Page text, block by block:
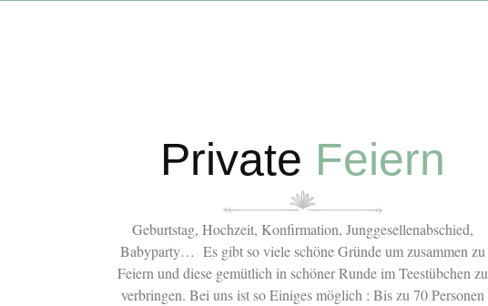
Private Feiern
Geburtstag, Hochzeit, Konfirmation, Junggesellenabschied,
Babyparty… Es gibt so viele schöne Gründe um zusammen zu
Feiern und diese gemütlich in schöner Runde im Teestübchen zu
verbringen. Bei uns ist so Einiges möglich : Bis zu 70 Personen